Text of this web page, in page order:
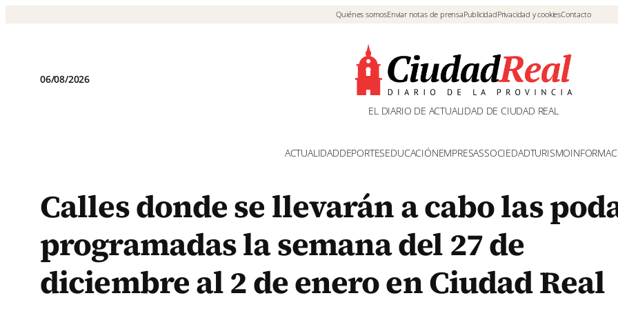
Quiénes somosEnviar notas de prensaPublicidadPrivacidad y cookiesContacto
06/08/2026
EL DIARIO DE ACTUALIDAD DE CIUDAD REAL
ACTUALIDADDEPORTESEDUCACIÓNEMPRESASSOCIEDADTURISMO
Calles donde se llevarán a cabo las
programadas la semana del 27 de
diciembre al 2 de enero en Ciudad Real